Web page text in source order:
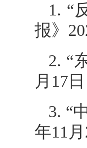
1. “
报》
2. “
月17日
3. “
年11